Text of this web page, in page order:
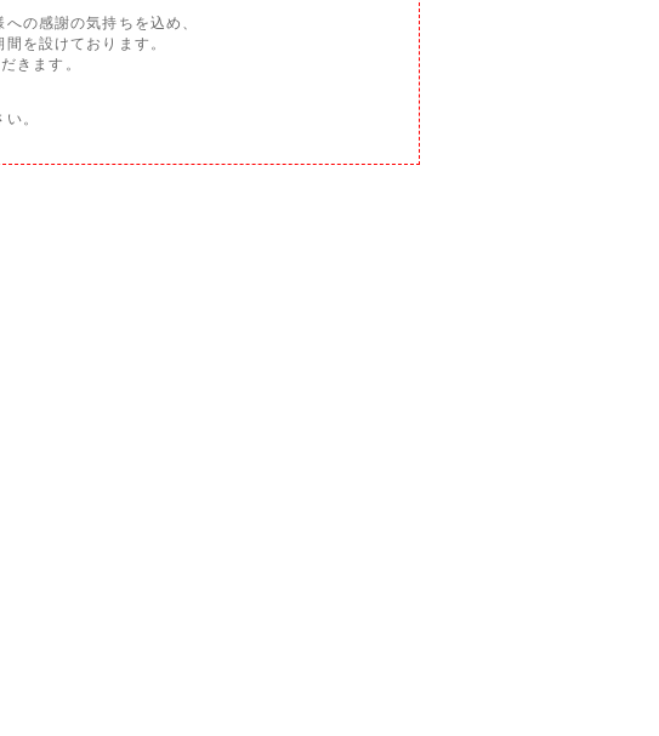
の感謝の気持ちを込め、
を設けております。
きます。
。